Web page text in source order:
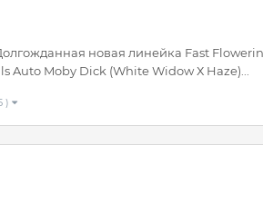
новая линейка Fast
Moby Dick (White Widow Х Haze)...
)